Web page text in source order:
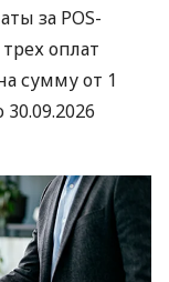
за POS-
оплат
сумму от 1